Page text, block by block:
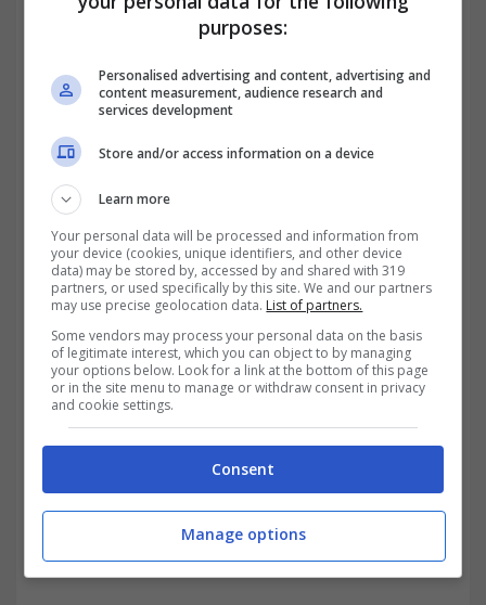
variazione, era avvenuta solo il 28 marzo
2013.
Cosa si evince?
Che non era ancora passato il termine
dell’art. 60 del DPR n. 600 del ’73: ossia la
regola dei 30 giorni.
la sentenza perché trattava solo un aspetto
delle questioni sottoposte, e non
sue posizioni rifacendosi al rito degli
irreperibili.
purposes:
Personalised advertising and content, advertising and
content measurement, audience research and
services development
Store and/or access information on a device
Learn more
Your personal data will be processed and information from
your device (cookies, unique identifiers, and other device
data) may be stored by, accessed by and shared with 319
partners, or used specifically by this site. We and our partners
may use precise geolocation data. List of partners.
Some vendors may process your personal data on the basis
of legitimate interest, which you can object to by managing
your options below. Look for a link at the bottom of this page
or in the site menu to manage or withdraw consent in privacy
and cookie settings.
Consent
Manage options